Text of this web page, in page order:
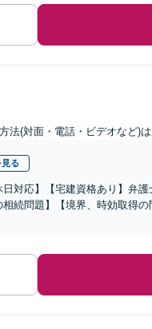
法(対面・電話・ビデオなど)
る
日対応】【宅建資格あり】弁
続問題】【境界、時効取得